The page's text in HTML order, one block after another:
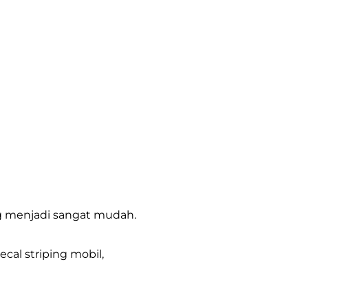
menjadi sangat mudah.
striping mobil,